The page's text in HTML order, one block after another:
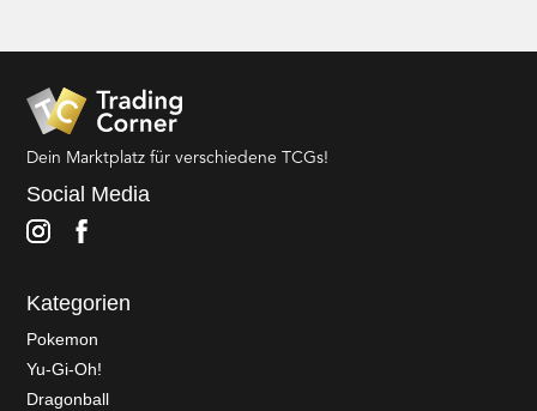
Dein Marktplatz für verschiedene TCGs!
Social Media
Kategorien
Pokemon
Yu-Gi-Oh!
Dragonball